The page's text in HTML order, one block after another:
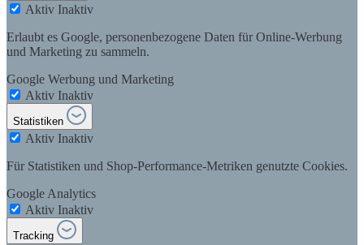
Aktiv Inaktiv
Erlaubt es Google, personenbezogene Daten für Online-Werbung
und Marketing zu sammeln.
Google Werbung und Marketing
Aktiv Inaktiv
Statistiken
Aktiv Inaktiv
Für Statistiken und Shop-Performance-Metriken genutzte Cookies.
Google Analytics
Aktiv Inaktiv
Tracking